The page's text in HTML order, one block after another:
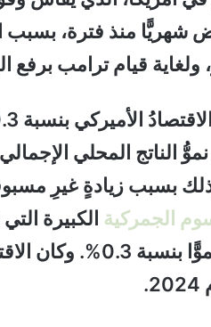
شهريًّا منذ فترة، بسبب
ولغاية قيام ترامب
بسبب زيادةٍ غيرِ
الجمركية الكبيرة